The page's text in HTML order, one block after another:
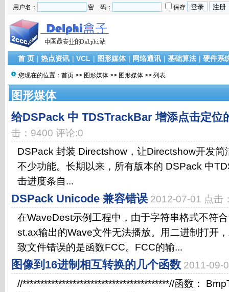
用户名： 密 码： 保存
首 页 | 热点资讯 | VCL | 图形媒体 | 网络通讯 | 基础算法 | 硬件系
您现在的位置： 首页 >> 图形媒体 >> 图形媒体 >> 列表
图形媒体
给DSPack 中 TDSTrackBar 增添点击定位
击：9400 评论:0
DSPack 封装 Directshow，让Directshow开发简
不少功能。长期以来，所有版本的 DSPack 中
击进度条自...
DSPack Unicode 兼容错误 2012-07-01 点击
在WaveDest示例工程中，由于字符串格式不符
st.ax输出的Wave文件无法播放。用二进制打开
致文件错误的是函数FCC。FCC的输...
图像到16进制相互转换的几个函数 2011-09-
//*****************************************//函数：